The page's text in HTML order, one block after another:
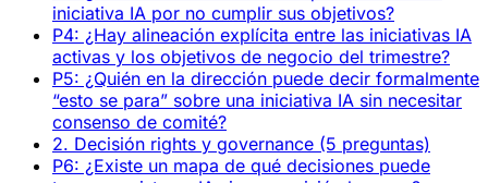
iniciativa IA por no cumplir sus objetivos?
P4: ¿Hay alineación explícita entre las iniciativas IA
activas y los objetivos de negocio del trimestre?
P5: ¿Quién en la dirección puede decir formalmente
“esto se para” sobre una iniciativa IA sin necesitar
consenso de comité?
2. Decisión rights y governance (5 preguntas)
P6: ¿Existe un mapa de qué decisiones puede